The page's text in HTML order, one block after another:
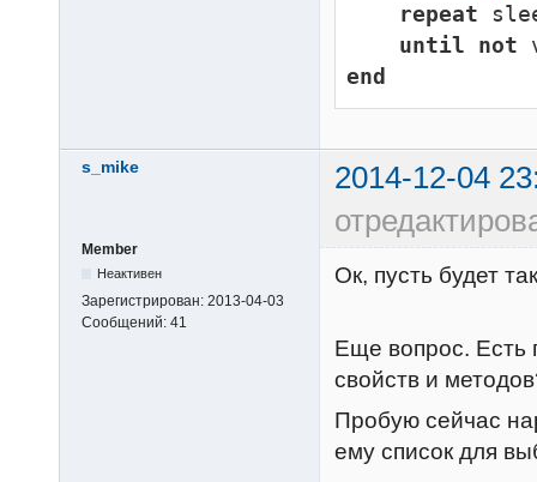
repeat
until
not
end
s_mike
2014-12-04
Member
Неактивен
Зарегистрирован: 2013-04-03
Сообщений: 41
Ок, пусть будет
Еще вопрос. Есть
свойств и
Пробую сейчас
ему список для